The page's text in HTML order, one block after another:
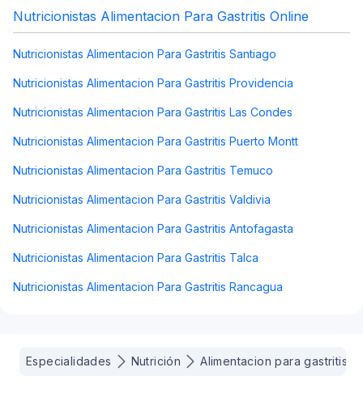
Nutricionistas Alimentacion Para Gastritis Online
Nutricionistas Alimentacion Para Gastritis Santiago
Nutricionistas Alimentacion Para Gastritis Providencia
Nutricionistas Alimentacion Para Gastritis Las Condes
Nutricionistas Alimentacion Para Gastritis Puerto Montt
Nutricionistas Alimentacion Para Gastritis Temuco
Nutricionistas Alimentacion Para Gastritis Valdivia
Nutricionistas Alimentacion Para Gastritis Antofagasta
Nutricionistas Alimentacion Para Gastritis Talca
Nutricionistas Alimentacion Para Gastritis Rancagua
Especialidades Nutrición Alimentacion para gastritis